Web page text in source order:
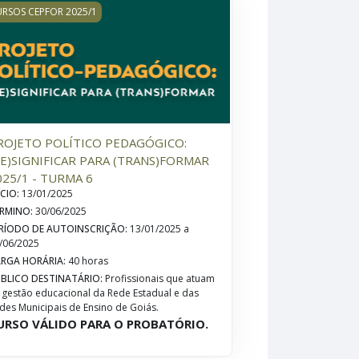
- 2025/1 - Turma 5
POLÍTICO PEDAGÓGICO: (RE)SIGNIFICAR PARA
CEPFOR 2025/1
POLÍTICO PEDAGÓGICO:
PARA (TRANS)FORMAR
1 - TURMA 6
: 13/01/2025
: 30/06/2025
DE AUTOINSCRIÇÃO: 13/01/2025 a
2025
HORÁRIA: 40 horas
DESTINATÁRIO: Profissionais que atuam
educacional da Rede Estadual e das
Municipais de Ensino de Goiás.
VÁLIDO PARA O PROBATÓRIO.